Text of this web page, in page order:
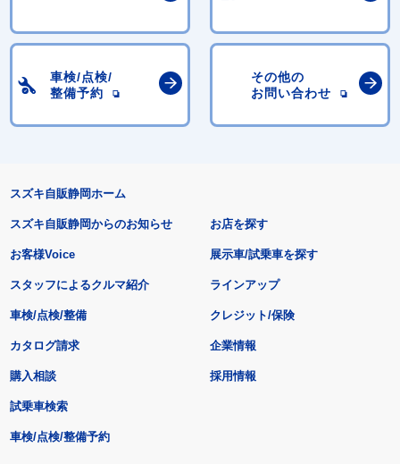
車検/点検/
整備予約
その他の
お問い合わせ
スズキ自販静岡ホーム
スズキ自販静岡からのお知らせ
お客様Voice
スタッフによるクルマ紹介
お店を探す
展示車/試乗車を探す
ラインアップ
車検/点検/整備 クレジット/保険
カタログ請求
購入相談
試乗車検索
車検/点検/整備予約
企業情報
採用情報